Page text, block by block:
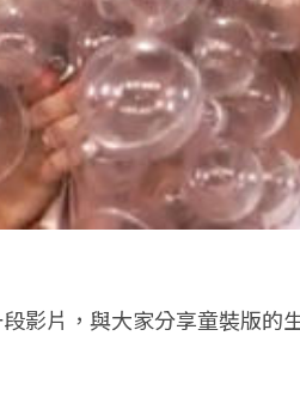
影片，與大家分享童裝版的